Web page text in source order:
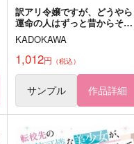
訳アリ令嬢ですが、どうやら
運命の人はずっと昔からそば
にいます! アンソロジーコミ
ック
KADOKAWA
1,012円 （税込）
サンプル 作品詳細